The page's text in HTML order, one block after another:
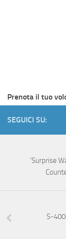
Prenota il tuo
SEGUICI SU:
‘Surprise
S-